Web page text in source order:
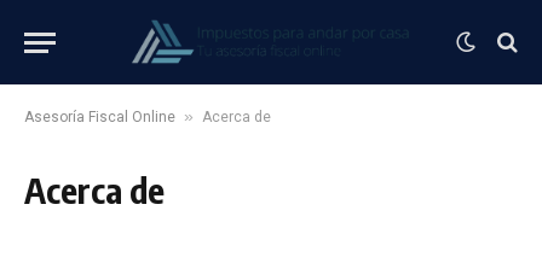
Asesoría Fiscal Online » Acerca de
Acerca de